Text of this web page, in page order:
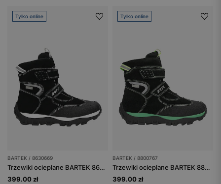
Tylko online
BARTEK / 8630669
Trzewiki ocieplane BARTEK 86306-69, czarno-białe
399.00 zł
Tylko online
BARTEK / 8800767
Trzewiki ocieplane BARTEK 88007-67, czarny + zielony
399.00 zł